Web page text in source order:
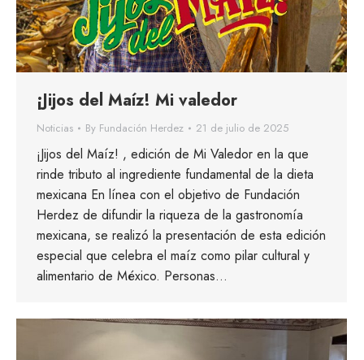
¡Jijos del Maíz! Mi valedor
Noticias By Fundación Herdez 21 de julio de 2025
¡Jijos del Maíz! , edición de Mi Valedor en la que
rinde tributo al ingrediente fundamental de la dieta
mexicana En línea con el objetivo de Fundación
Herdez de difundir la riqueza de la gastronomía
mexicana, se realizó la presentación de esta edición
especial que celebra el maíz como pilar cultural y
alimentario de México. Personas…